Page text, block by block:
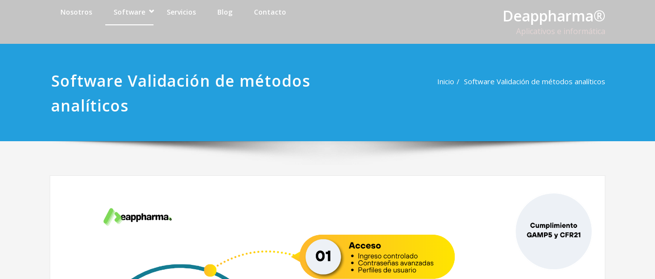
Deappharma®
Aplicativos e informática
Nosotros Software Servicios Blog Contacto
Software Validación de métodos
analíticos
Inicio Software Validación de métodos analíticos